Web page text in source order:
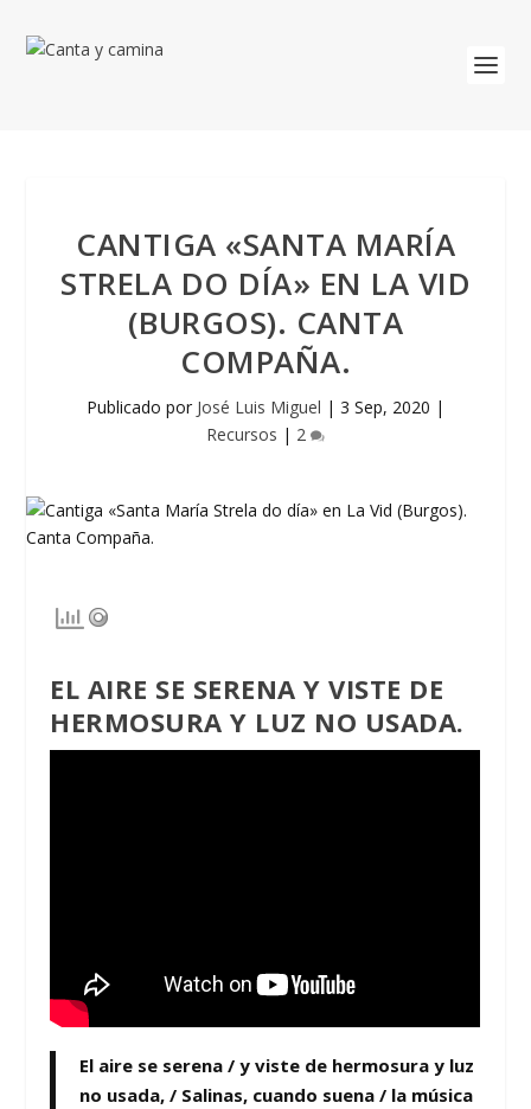
CANTIGA «SANTA MARÍA
STRELA DO DÍA» EN LA VID
(BURGOS). CANTA
COMPAÑA.
Publicado por José Luis Miguel | 3 Sep, 2020 |
Recursos | 2
EL AIRE SE SERENA Y VISTE DE
HERMOSURA Y LUZ NO USADA.
El aire se serena /y viste de hermosura y luz
no usada, / Salinas, cuando suena / la música